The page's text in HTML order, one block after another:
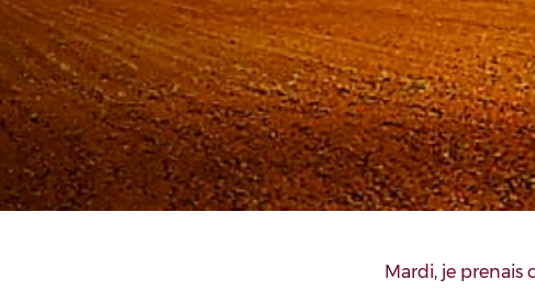
Mardi, je prenais